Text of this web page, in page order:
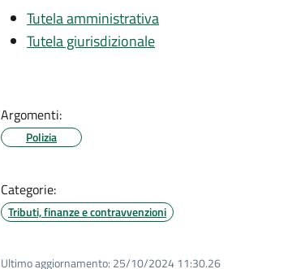
Tutela amministrativa
Tutela giurisdizionale
Argomenti:
Polizia
Categorie:
Tributi, finanze e contravvenzioni
Ultimo aggiornamento: 25/10/2024 11:30.26